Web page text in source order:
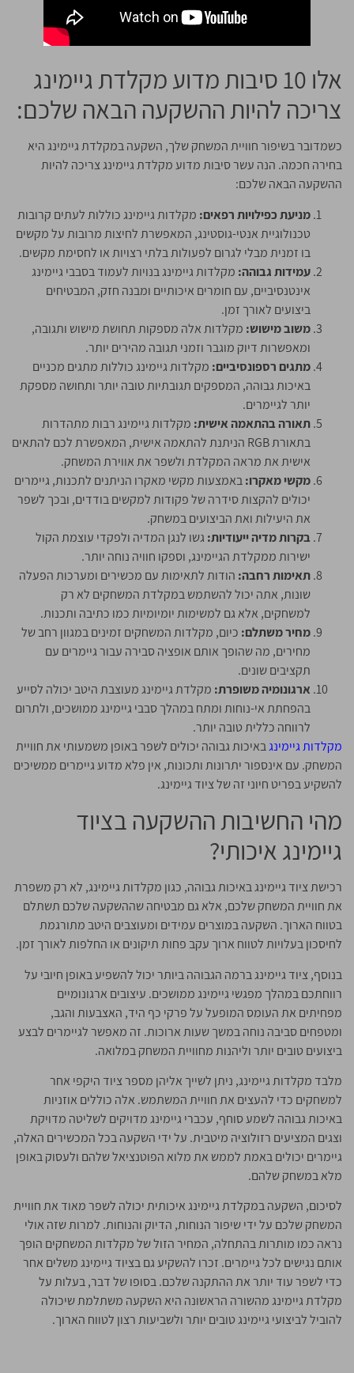
אלו 10 סיבות מדוע מקלדת גיימינג
צריכה להיות ההשקעה הבאה שלכם:
כשמדובר בשיפור חוויית המשחק שלך, השקעה במקלדת גיימינג היא
בחירה חכמה. הנה עשר סיבות מדוע מקלדת גיימינג צריכה להיות
ההשקעה הבאה שלכם:
מניעת כפילויות רפאים: מקלדות גיימינג כוללות לעתים קרובות
טכנולוגיית אנטי-גוסטינג, המאפשרת לחיצות מרובות על מקשים
בו זמנית מבלי לגרום לפעולות בלתי רצויות או לחסימת מקשים.
עמידות גבוהה: מקלדות גיימינג בנויות לעמוד בסבבי גיימינג
אינטנסיביים, עם חומרים איכותיים ומבנה חזק, המבטיחים
ביצועים לאורך זמן.
משוב מישוש: מקלדות אלה מספקות תחושת מישוש ותגובה,
ומאפשרות דיוק מוגבר וזמני תגובה מהירים יותר.
מתגים רספונסיביים: מקלדות גיימינג כוללות מתגים מכניים
באיכות גבוהה, המספקים תגובתיות טובה יותר ותחושה מספקת
יותר לגיימרים.
תאורה בהתאמה אישית: מקלדות גיימינג רבות מתהדרות
בתאורת RGB הניתנת להתאמה אישית, המאפשרת לכם להתאים
אישית את מראה המקלדת ולשפר את אווירת המשחק.
מקשי מאקרו:באמצעות מקשי מאקרו הניתנים לתכנות, גיימרים
יכולים להקצות סידרה של פקודות למקשים בודדים, ובכך לשפר
את היעילות ואת הביצועים במשחק.
בקרות מדיה ייעודיות: גשו לנגן המדיה ולפקדי עוצמת הקול
ישירות ממקלדת הגיימינג, וספקו חוויה נוחה יותר.
תאימות רחבה: הודות לתאימות עם מכשירים ומערכות הפעלה
שונות, אתה יכול להשתמש במקלדת המשחקים לא רק
למשחקים, אלא גם למשימות יומיומיות כמו כתיבה ותכנות.
מחיר משתלם: כיום, מקלדות המשחקים זמינים במגוון רחב של
מחירים, מה שהופך אותם אופציה סבירה עבור גיימרים עם
תקציבים שונים.
ארגונומיה משופרת: מקלדת גיימינג מעוצבת היטב יכולה לסייע
בהפחתת אי-נוחות ומתח במהלך סבבי גיימינג ממושכים, ולתרום
לרווחה כללית טובה יותר.
מקלדות גיימינגבאיכות גבוהה יכולים לשפר באופן משמעותי את חוויית
המשחק. עם אינספור יתרונות ותכונות, אין פלא מדוע גיימרים ממשיכים
להשקיע בפריט חיוני זה של ציוד גיימינג.
מהי החשיבות ההשקעה בציוד
גיימינג איכותי?
רכישת ציוד גיימינג באיכות גבוהה, כגון מקלדות גיימינג, לא רק משפרת
את חוויית המשחק שלכם, אלא גם מבטיחה שההשקעה שלכם תשתלם
בטווח הארוך. השקעה במוצרים עמידים ומעוצבים היטב מתורגמת
לחיסכון בעלויות לטווח ארוך עקב פחות תיקונים או החלפות לאורך זמן.
בנוסף, ציוד גיימינג ברמה הגבוהה ביותר יכול להשפיע באופן חיובי על
רווחתכם במהלך מפגשי גיימינג ממושכים. עיצובים ארגונומיים
מפחיתים את העומס המופעל על פרקי כף היד, האצבעות והגב,
ומטפחים סביבה נוחה במשך שעות ארוכות. זה מאפשר לגיימרים לבצע
ביצועים טובים יותר וליהנות מחוויית המשחק במלואה.
מלבד מקלדות גיימינג, ניתן לשייך אליהן מספר ציוד היקפי אחר
למשחקים כדי להעצים את חוויית המשתמש. אלה כוללים אוזניות
באיכות גבוהה לשמע סוחף, עכברי גיימינג מדויקים לשליטה מדויקת
וצגים המציעים רזולוציה מיטבית. על ידי השקעה בכל המכשירים האלה,
גיימרים יכולים באמת לממש את מלוא הפוטנציאל שלהם ולעסוק באופן
מלא במשחק שלהם.
לסיכום, השקעה במקלדת גיימינג איכותית יכולה לשפר מאוד את חוויית
המשחק שלכם על ידי שיפור הנוחות, הדיוק והנוחות. למרות שזה אולי
נראה כמו מותרות בהתחלה, המחיר הזול של מקלדות המשחקים הופך
אותם נגישים לכל גיימרים. זכרו להשקיע גם בציוד גיימינג משלים אחר
כדי לשפר עוד יותר את ההתקנה שלכם. בסופו של דבר, בעלות על
מקלדת גיימינג מהשורה הראשונה היא השקעה משתלמת שיכולה
להוביל לביצועי גיימינג טובים יותר ולשביעות רצון לטווח הארוך.